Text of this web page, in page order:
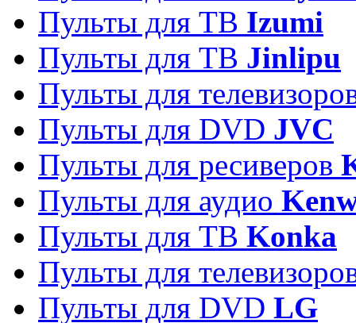
Пульты для ТВ Izumi
Пульты для ТВ Jinlipu
Пульты для
Пульты для DVD JVC
Пульты для ресиверов
Пульты для аудио
Пульты для ТВ Konka
Пульты для
Пульты для DVD LG